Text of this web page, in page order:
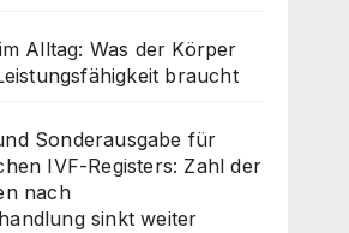
Alltag: Was der Körper
braucht
Sonderausgabe für
IVF-Registers: Zahl der
nach
sinkt weiter